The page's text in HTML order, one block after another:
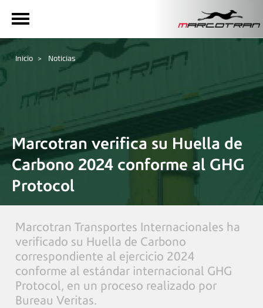
Inicio Noticias
Marcotran verifica su Huella de
Carbono 2024 conforme al GHG
Protocol
Marcotran Transportes Internacionales ha
verificado su Huella de Carbono
correspondiente al ejercicio 2024
conforme al estándar internacional GHG
Protocol, en un proceso realizado por
Bureau Veritas.